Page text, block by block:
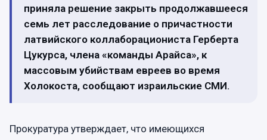
приняла решение закрыть продолжавшееся
семь лет расследование о причастности
латвийского коллаборациониста Герберта
Цукурса, члена «команды Арайса», к
массовым убийствам евреев во время
Холокоста, сообщают израильские СМИ.
Прокуратура утверждает, что имеющихся